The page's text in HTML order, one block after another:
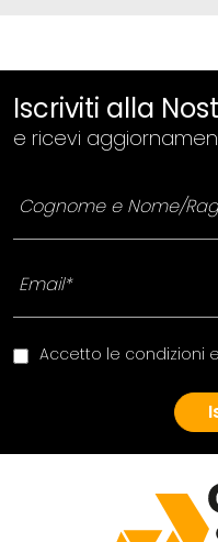
Iscriviti alla
e ricevi
Accetto le condizioni